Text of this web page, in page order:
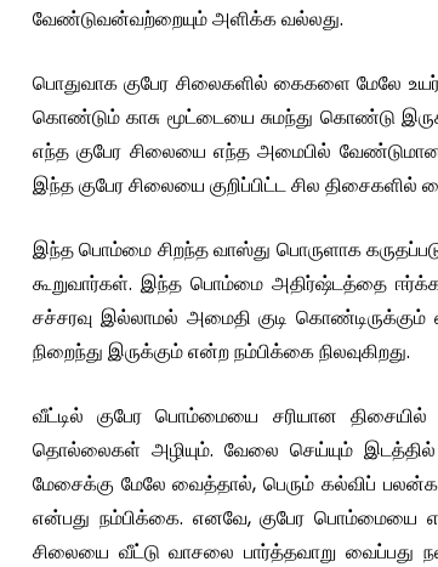
வேண்டுவன்வற்றையும் அளிக்க வல்லது.
பொதுவாக குபேர சிலைகளில் கைகளை மேலே
கொண்டும் காசு மூட்டையை சுமந்து கொண்டு
எந்த குபேர சிலையை எந்த அமைபில்
இந்த குபேர சிலையை குறிப்பிட்ட சில
இந்த பொம்மை சிறந்த வாஸ்து பொருளாக
கூறுவார்கள். இந்த பொம்மை அதிர்ஷ்டத்தை
சச்சரவு இல்லாமல் அமைதி குடி
நிறைந்து இருக்கும் என்ற நம்பிக்கை நிலவுகிறது.
வீட்டில் குபேர பொம்மையை சரியான திசையில்
தொல்லைகள் அழியும். வேலை செய்யும் இடத்தில்
மேசைக்கு மேலே வைத்தால், பெரும் கல்விப்
என்பது நம்பிக்கை. எனவே, குபேர பொம்மையை
சிலையை வீட்டு வாசலை பார்த்தவாறு வைப்பது